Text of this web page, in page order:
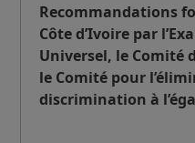
Recommandations
Côte d’Ivoire par
Universel, le Comité
le Comité pour
discrimination à